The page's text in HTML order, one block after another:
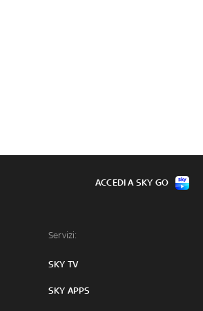
Servizi:
SKY TV
SKY APPS
ACCEDI A SKY GO